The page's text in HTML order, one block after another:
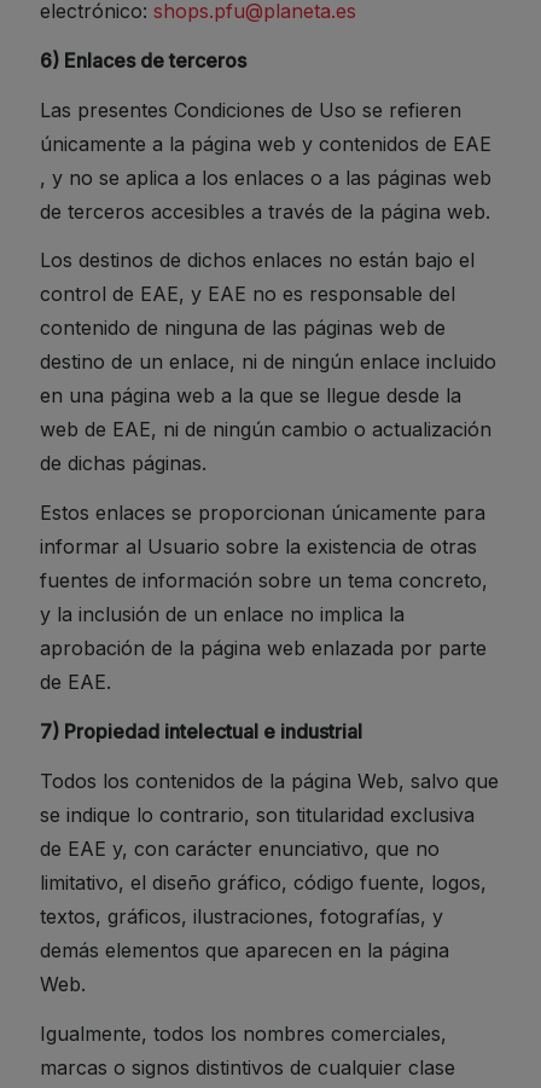
electrónico:shops.pfu@planeta.es
6) Enlaces de terceros
Las presentes Condiciones de Uso se refieren
únicamente a la página web y contenidos de EAE
, y no se aplica a los enlaces o a las páginas web
de terceros accesibles a través de la página web.
Los destinos de dichos enlaces no están bajo el
control de EAE, y EAE no es responsable del
contenido de ninguna de las páginas web de
destino de un enlace, ni de ningún enlace incluido
en una página web a la que se llegue desde la
web de EAE, ni de ningún cambio o actualización
de dichas páginas.
Estos enlaces se proporcionan únicamente para
informar al Usuario sobre la existencia de otras
fuentes de información sobre un tema concreto,
y la inclusión de un enlace no implica la
aprobación de la página web enlazada por parte
de EAE.
7) Propiedad intelectual e industrial
Todos los contenidos de la página Web, salvo que
se indique lo contrario, son titularidad exclusiva
de EAE y, con carácter enunciativo, que no
limitativo, el diseño gráfico, código fuente, logos,
textos, gráficos, ilustraciones, fotografías, y
demás elementos que aparecen en la página
Web.
Igualmente, todos los nombres comerciales,
marcas o signos distintivos de cualquier clase